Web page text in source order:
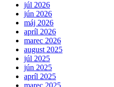
júl 2026
jún 2026
máj 2026
apríl 2026
marec 2026
august 2025
júl 2025
jún 2025
apríl 2025